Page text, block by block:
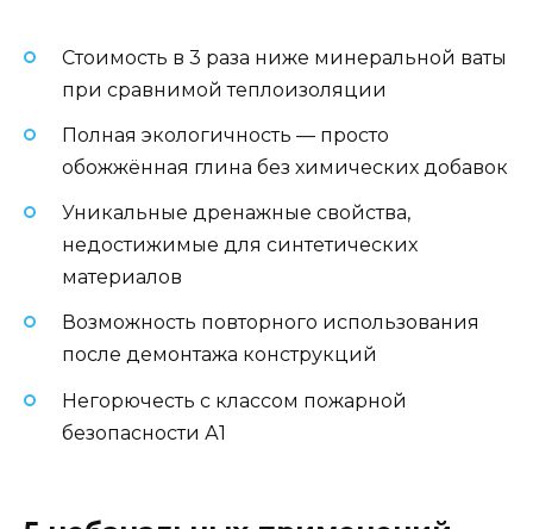
Стоимость в 3 раза ниже минеральной ваты
при сравнимой теплоизоляции
Полная экологичность — просто
обожжённая глина без химических добавок
Уникальные дренажные свойства,
недостижимые для синтетических
материалов
Возможность повторного использования
после демонтажа конструкций
Негорючесть с классом пожарной
безопасности А1